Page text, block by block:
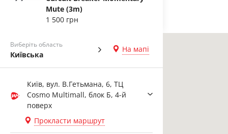
Mute (3m)
1 500 грн
Виберіть область
Київська
На мапі
Київ, вул. В.Гетьмана, 6, ТЦ
Cosmo Multimall, блок Б, 4-й
поверх
Прокласти маршрут